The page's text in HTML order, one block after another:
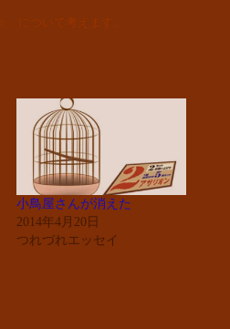
について考えます。
小鳥屋さんが消えた
2014年4月20日
つれづれエッセイ